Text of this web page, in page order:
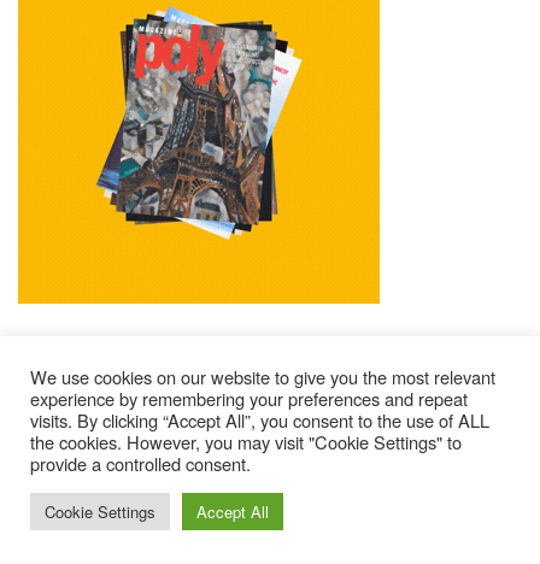
Mentions Légales Contacts
Où Trouver Poly ?
Lire Les Anciens N°
S’abonner À Poly
© 2025 – Magazine Poly – BKN
We use cookies on our website to give you the most relevant
experience by remembering your preferences and repeat
visits. By clicking “Accept All”, you consent to the use of ALL
the cookies. However, you may visit "Cookie Settings" to
provide a controlled consent.
Cookie Settings Accept All